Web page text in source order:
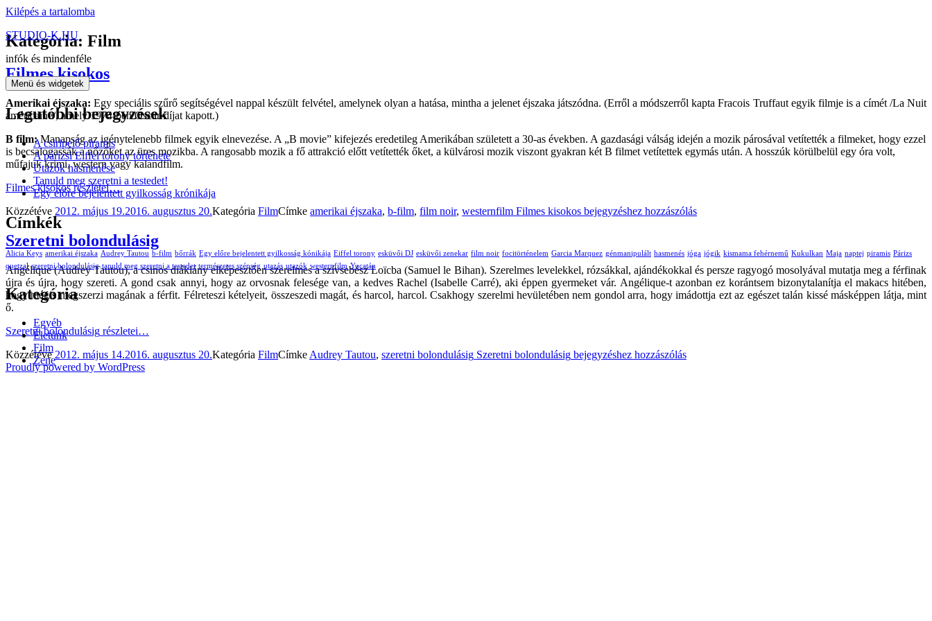
Kilépés a tartalomba
STUDIO-K.HU
infók és mindenféle
Menü és widgetek
Legutóbbi bejegyzések
A csiripelő piramis
A párizsi Eiffel torony története
Utazók hasmenése
Tanuld meg szeretni a testedet!
Egy előre bejelentett gyilkosság krónikája
Címkék
Alicia Keys amerikai éjszaka Audrey Tautou b-film bőrrák Egy előre bejelentett gyilkosság kónikája Eiffel torony esküvői DJ esküvői zenekar film noir focitörténelem Garcia Marquez génmanipulált hasmenés jóga jógik kismama fehérnemű Kukulkan Maja naptej piramis Párizs
quetzal szeretni bolondulásig tanuld meg szeretni a testedet természetes szépség utazás utazók westernfilm Yucatán
Kategória
Egyéb
Életünk
Film
Zene
Kategória: Film
Filmes kisokos
Amerikai éjszaka: Egy speciális szűrő segítségével nappal készült felvétel, amelynek olyan a hatása, mintha a jelenet éjszaka játszódna. (Erről a módszerről kapta Fracois Truffaut egyik filmje is a címét /La Nuit
américaine/, amely 1974-ben Oscar-díjat kapott.)
B film:Manapság az igénytelenebb filmek egyik elnevezése. A „B movie” kifejezés eredetileg Amerikában született a 30-as években. A gazdasági válság idején a mozik párosával vetítették a filmeket, hogy ezzel
is becsalogassák a nőzőket az üres mozikba. A rangosabb mozik a fő attrakció előtt vetítették őket, a külvárosi mozik viszont gyakran két B filmet vetítettek egymás után. A hosszúk körülbelül egy óra volt,
műfajuk krimi, western vagy kalandfilm.
Filmes kisokosrészletei…
Közzétéve 2012. május 19.2016. augusztus 20.Kategória FilmCímke amerikai éjszaka, b-film, film noir, westernfilm Filmes kisokos bejegyzéshez hozzászólás
Szeretni bolondulásig
Angélique (Audrey Tautou), a csinos diáklány elképesztően szerelmes a szívsebész Loïcba (Samuel le Bihan). Szerelmes levelekkel, rózsákkal, ajándékokkal és persze ragyogó mosolyával mutatja meg a férfinak
újra és újra, hogy szereti. A gond csak annyi, hogy az orvosnak felesége van, a kedves Rachel (Isabelle Carré), aki éppen gyermeket vár. Angélique-t azonban ez korántsem bizonytalanítja el makacs hitében,
hogy mégis megszerzi magának a férfit. Félreteszi kételyeit, összeszedi magát, és harcol, harcol. Csakhogy szerelmi hevületében nem gondol arra, hogy imádottja ezt az egészet talán kissé másképpen látja, mint
ő.
Szeretni bolondulásig részletei…
Közzétéve2012. május 14.2016. augusztus 20.Kategória FilmCímke Audrey Tautou, szeretni bolondulásig Szeretni bolondulásig bejegyzéshez hozzászólás
Proudly powered by WordPress